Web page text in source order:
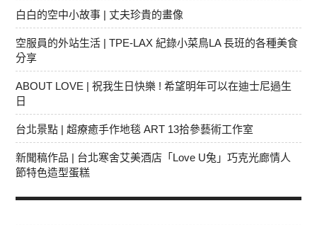
白白的空中小故事 | 丈夫珍貴的畫像
空服員的外站生活 | TPE-LAX 紀錄小菜鳥LA 長班的各種美食
分享
ABOUT LOVE | 祝我生日快樂 ! 希望明年可以在迪士尼過生
日
台北景點 | 超療癒手作地毯 ART 13拾參藝術工作室
新聞稿作品 | 台北寒舍艾美酒店「Love U兔」巧克光廊情人
節特色造型蛋糕